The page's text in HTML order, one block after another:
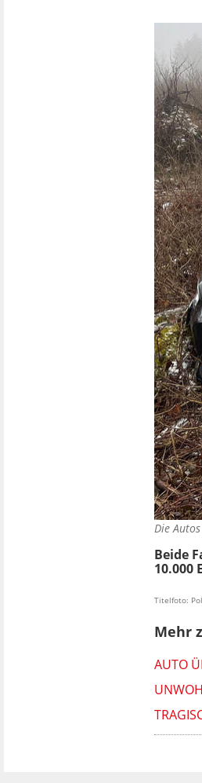
Die
Beide
10.000
Titelfoto:
Mehr
AUTO